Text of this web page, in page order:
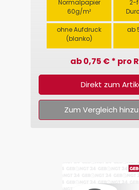
Normalpapier
60g/m²
2-
ohne Aufdruck
(blanko)
ab
ab 0,75 € * pro
Direkt zum
Zum Vergleich